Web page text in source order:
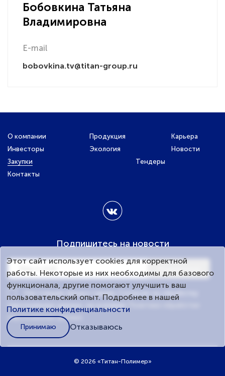
Бобовкина Татьяна
Владимировна
E-mail
bobovkina.tv@titan-group.ru
О компании Продукция
Карьера
Инвесторы
Экология
Новости
Закупки
Тендеры
Контакты
Подпишитесь на новости
Подписаться
Настоящим предоставляю Согласие на обработку
персональных данных, на условиях
персональных данных
© 2026 «Титан-Полимер»
Этот сайт использует cookies для корректной
работы. Некоторые из них необходимы для базового
функционала, другие помогают улучшить ваш
пользовательский опыт. Подробнее в нашей
Политике конфиденциальности
Принимаю Отказываюсь